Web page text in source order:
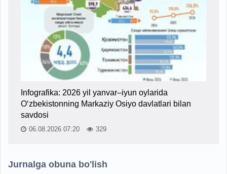
Infografika: 2026 yil yanvar–iyun oylarida
O‘zbekistonning Markaziy Osiyo davlatlari bilan
savdosi
06.08.2026 07:20 329
Jurnalga obuna bo'lish